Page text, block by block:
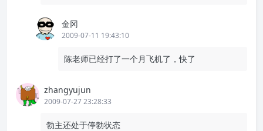
金冈
2009-07-11 19:43:10
陈老师已经打了一个月飞机了，快了
zhangyujun
2009-07-27 23:28:33
勃主还处于停勃状态